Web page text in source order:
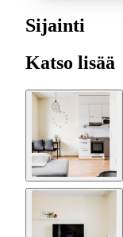
Sijainti
Katso lisää